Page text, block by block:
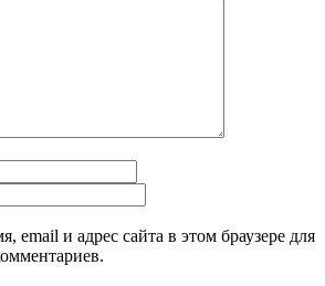
email и адрес сайта в этом браузере для